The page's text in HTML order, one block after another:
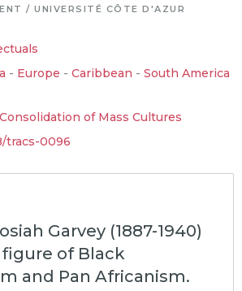
/ UNIVERSITÉ CÔTE D'AZUR
- Europe - Caribbean - South America
of Mass Cultures
tracs-0096
Garvey (1887-1940)
figure of Black
and Pan Africanism.